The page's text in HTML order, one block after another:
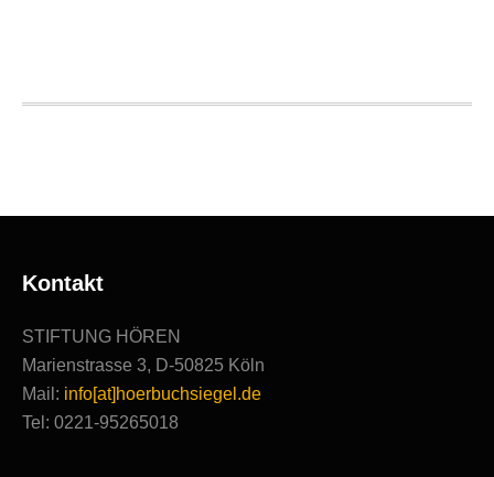
Ausgezeichnete
Kontakt
STIFTUNG HÖREN
Marienstrasse 3, D-50825 Köln
Mail: info[at]hoerbuchsiegel.de
Tel: 0221-95265018